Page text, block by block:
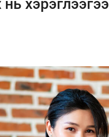
хэрэглээгээ